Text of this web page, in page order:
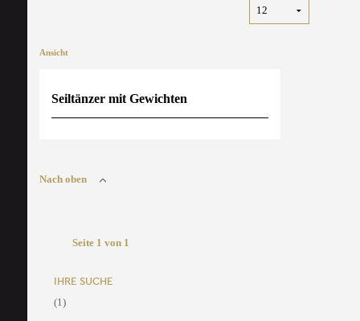
Ansicht
Seiltänzer mit Gewichten
Nach oben
Seite 1 von 1
IHRE SUCHE
(1)